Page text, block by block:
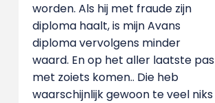
worden. Als hij met fraude zijn
diploma haalt, is mijn Avans
diploma vervolgens minder
waard. En op het aller laatste pas
met zoiets komen.. Die heb
waarschijnlijk gewoon te veel niks